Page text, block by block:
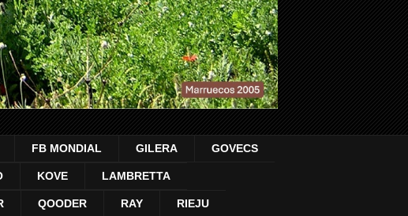
FB MONDIAL GILERA GOVECS
KOVE LAMBRETTA
QOODER RAY RIEJU